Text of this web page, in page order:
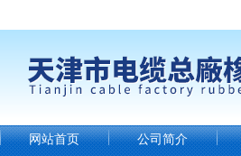
网站首页 公司简介